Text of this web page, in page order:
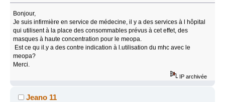
Bonjour,
Je suis infirmière en service de médecine, il y a des services à l hôpital
qui utilisent à la place des consommables prévus à cet effet, des
masques à haute concentration pour le meopa.
Est ce qu il.y a des contre indication à l.utilisation du mhc avec le
meopa?
Merci.
IP archivée
Jeano 11